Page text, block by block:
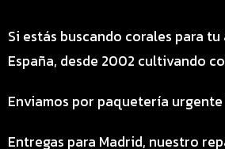
Si estás buscando corales para
España, desde 2002 cultivando
Enviamos por paquetería
Entregas para Madrid, nuestro